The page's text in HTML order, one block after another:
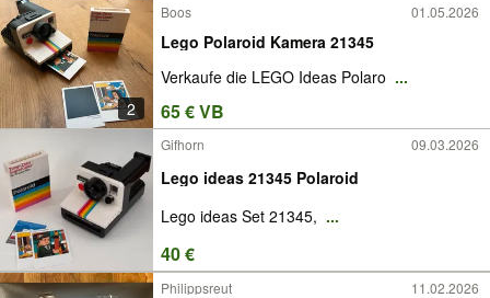
2
Boos 01.05.2026
Lego Polaroid Kamera 21345
Verkaufe die LEGO Ideas Polaro ...
65 € VB
Gifhorn 09.03.2026
Lego ideas 21345 Polaroid
Lego ideas Set 21345, ...
40 €
Philippsreut 11.02.2026